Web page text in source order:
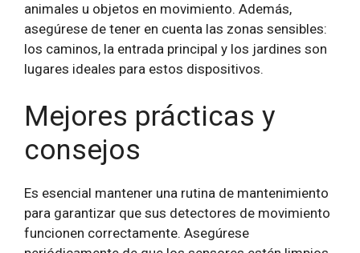
animales u objetos en movimiento. Además,
asegúrese de tener en cuenta las zonas sensibles:
los caminos, la entrada principal y los jardines son
lugares ideales para estos dispositivos.
Mejores prácticas y
consejos
Es esencial mantener una rutina de mantenimiento
para garantizar que sus detectores de movimiento
funcionen correctamente. Asegúrese